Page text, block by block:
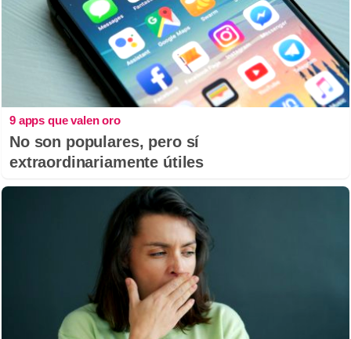
9 apps que valen oro
No son populares, pero sí
extraordinariamente útiles